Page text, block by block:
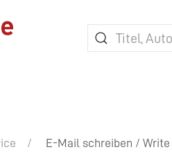
E-Mail schreiben /